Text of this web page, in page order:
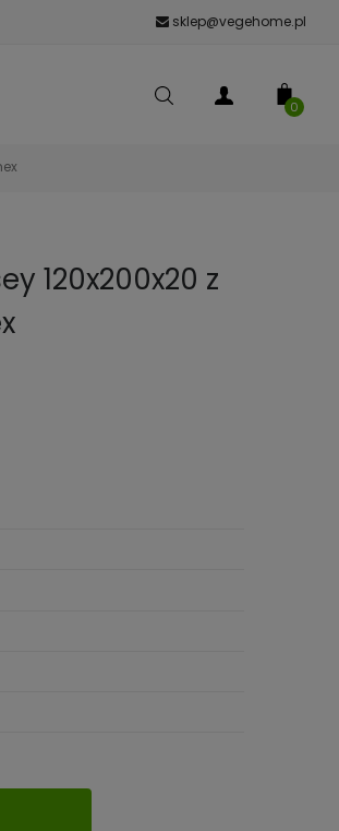
sklep@vegehome.pl
0
120x200x20 z